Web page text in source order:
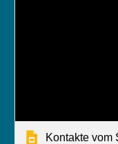
Kontakte vom